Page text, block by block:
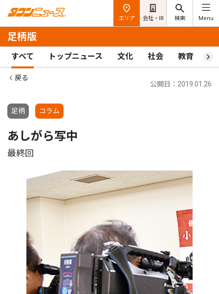
エリア 会社・IR 検索 Menu
足柄版
すべて トップニュース 文化 社会 教育 ス
戻る
足柄 コラム
公開日：2019.01.26
あしがら写中
最終回